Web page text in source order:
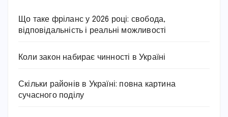
Що таке фріланс у 2026 році: свобода,
відповідальність і реальні можливості
Коли закон набирає чинності в Україні
Скільки районів в Україні: повна картина
сучасного поділу